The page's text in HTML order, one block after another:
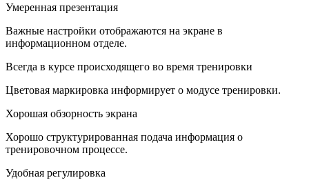
Умеренная презентация
Важные настройки отображаются на экране в
информационном отделе.
Всегда в курсе происходящего во время тренировки
Цветовая маркировка информирует о модусе тренировки.
Хорошая обзорность экрана
Хорошо структурированная подача информация о
тренировочном процессе.
Удобная регулировка